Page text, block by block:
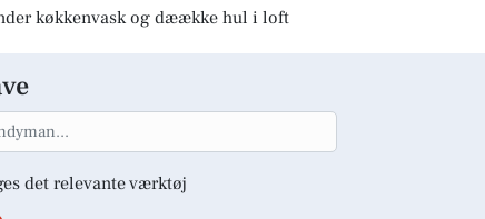
køkkenvask og dæække hul i loft
det relevante værktøj